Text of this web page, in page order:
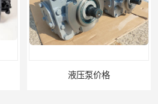
液压泵